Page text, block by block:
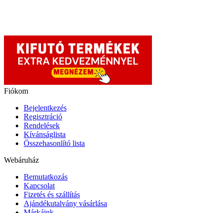
Fiókom
Bejelentkezés
Regisztráció
Rendelések
Kívánságlista
Összehasonlító lista
Webáruház
Bemutatkozás
Kapcsolat
Fizetés és szállítás
Ajándékutalvány vásárlása